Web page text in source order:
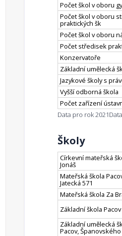
Počet škol v oboru
Počet škol v oboru
praktických šk
Počet škol v oboru
Počet středisek
Konzervatoře
Základní umělecká
Jazykové školy s
Vyšší odborná škola
Počet zařízení
Data pro rok 2021
Školy
Církevní mateřská
Jonáš
Mateřská škola
Jatecká 571
Mateřská škola Za
Základní škola Pacov
Základní umělecká
Pacov,